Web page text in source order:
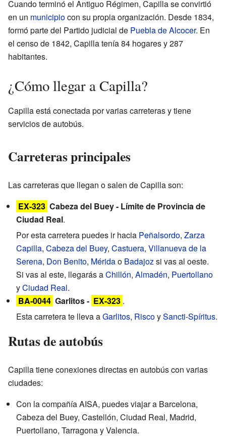
Cuando terminó el Antiguo Régimen, Capilla se convirtió
en un municipiocon su propia organización. Desde 1834,
formó parte del Partido judicial de Puebla de Alcocer. En
el censo de 1842, Capilla tenía 84 hogares y 287
habitantes.
¿Cómo llegar a Capilla?
Capilla está conectada por varias carreteras y tiene
servicios de autobús.
Carreteras principales
Las carreteras que llegan o salen de Capilla son:
EX-323 Cabeza del Buey - Límite de Provincia de
Ciudad Real.
Por esta carretera puedes ir hacia Peñalsordo, Zarza
Capilla, Cabeza del Buey, Castuera, Villanueva de la
Serena, Don Benito, Méridao Badajozsi vas al oeste.
Si vas al este, llegarás aChillón, Almadén, Puertollano
yCiudad Real.
BA-0044 Garlitos - EX-323 .
Esta carretera te lleva aGarlitos, RiscoySancti-Spíritus.
Rutas de autobús
Capilla tiene conexiones directas en autobús con varias
ciudades:
Con la compañía AISA, puedes viajar a Barcelona,
Cabeza del Buey, Castellón, Ciudad Real, Madrid,
Puertollano, Tarragona y Valencia.